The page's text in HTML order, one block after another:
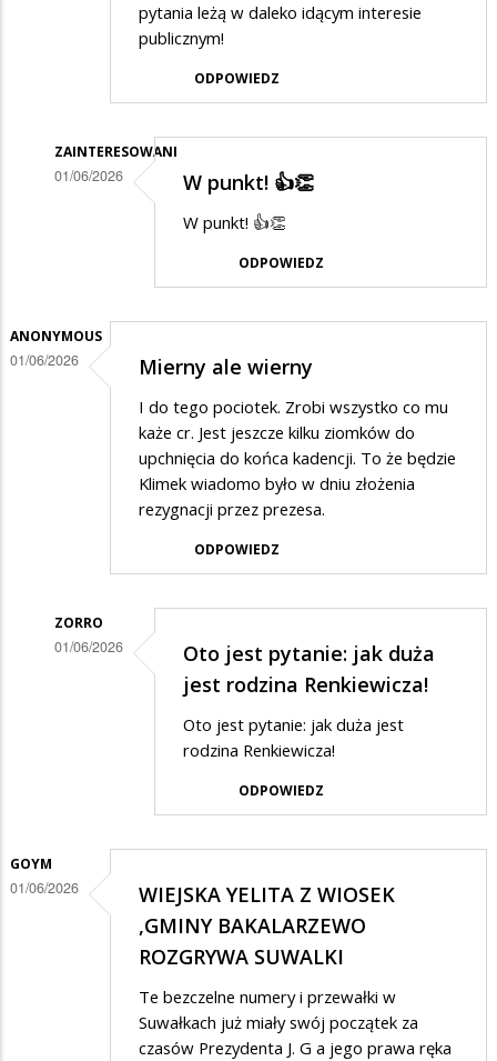
pytania leżą w daleko idącym interesie
publicznym!
ODPOWIEDZ
ZAINTERESOWANI
01/06/2026
odpowiedzi
na
prezydenta
W punkt! 👍👏
W punkt! 👍👏
ODPOWIEDZ
ANONYMOUS
01/06/2026 Mierny ale wierny
I do tego pociotek. Zrobi wszystko co mu
każe cr. Jest jeszcze kilku ziomków do
upchnięcia do końca kadencji. To że będzie
Klimek wiadomo było w dniu złożenia
rezygnacji przez prezesa.
ODPOWIEDZ
ZORRO
01/06/2026
odpowiedzi
Mierny
Oto jest pytanie: jak duża
jest rodzina Renkiewicza!
Oto jest pytanie: jak duża jest
rodzina Renkiewicza!
ODPOWIEDZ
GOYM
01/06/2026
WIEJSKA YELITA Z WIOSEK
,GMINY BAKALARZEWO
ROZGRYWA SUWALKI
Te bezczelne numery i przewałki w
Suwałkach już miały swój początek za
czasów Prezydenta J. G a jego prawa ręka